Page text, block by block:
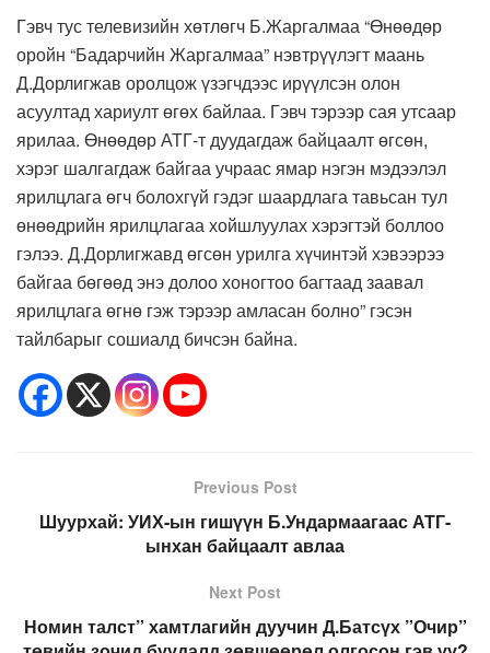
Гэвч тус телевизийн хөтлөгч Б.Жаргалмаа “Өнөөдөр
оройн “Бадарчийн Жаргалмаа” нэвтрүүлэгт маань
Д.Дорлигжав оролцож үзэгчдээс ирүүлсэн олон
асуултад хариулт өгөх байлаа. Гэвч тэрээр сая утсаар
ярилаа. Өнөөдөр АТГ-т дуудагдаж байцаалт өгсөн,
хэрэг шалгагдаж байгаа учраас ямар нэгэн мэдээлэл
ярилцлага өгч болохгүй гэдэг шаардлага тавьсан тул
өнөөдрийн ярилцлагаа хойшлуулах хэрэгтэй боллоо
гэлээ. Д.Дорлигжавд өгсөн урилга хүчинтэй хэвээрээ
байгаа бөгөөд энэ долоо хоногтоо багтаад заавал
ярилцлага өгнө гэж тэрээр амласан болно” гэсэн
тайлбарыг сошиалд бичсэн байна.
Previous Post
Шуурхай: УИХ-ын гишүүн Б.Ундармаагаас АТГ-
ынхан байцаалт авлаа
Next Post
Номин талст” хамтлагийн дуучин Д.Батсүх ”Очир”